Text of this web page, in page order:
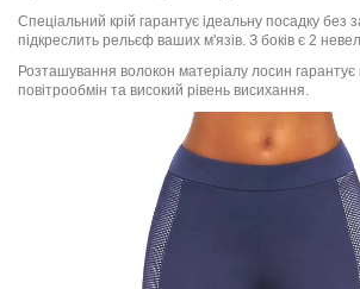
Спеціальний крій гарантує ідеальну посадку без
підкреслить рельєф ваших м'язів. З боків є 2
Розташування волокон матеріалу лосин
повітрообмін та високий рівень висихання.